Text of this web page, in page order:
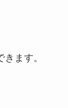
ます。